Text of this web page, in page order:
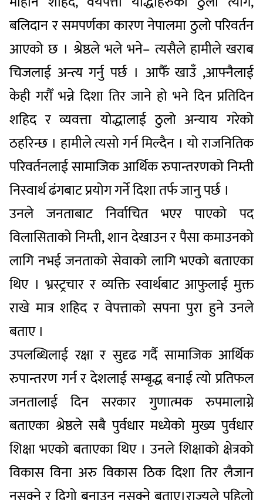
बलिदान र समपर्णका कारण नेपालमा ठुलो परिवर्तन
आएको छ । श्रेष्ठले भले भने– त्यसैले हामीले खराब
चिजलाई अन्त्य गर्नु पर्छ । आफैँ खाउँ ,आफ्नैलाई
केही गरौँ भन्ने दिशा तिर जाने हो भने दिन प्रतिदिन
शहिद र व्यवत्ता योद्धालाई ठुलो अन्याय गरेको
ठहरिन्छ । हामीले त्यसो गर्न मिल्दैन । यो राजनितिक
परिवर्तनलाई सामाजिक आर्थिक रुपान्तरणको निम्ती
निस्वार्थ ढंगबाट प्रयोग गर्ने दिशा तर्फ जानु पर्छ ।
उनले जनताबाट निर्वाचित भएर पाएको पद
विलासिताको निम्ती, शान देखाउन र पैसा कमाउनको
लागि नभई जनताको सेवाको लागि भएको बताएका
थिए । भ्रस्ट्रचार र व्यक्ति स्वार्थबाट आफुलाई मुक्त
राखे मात्र शहिद र वेपत्ताको सपना पुरा हुने उनले
बताए ।
उपलब्धिलाई रक्षा र सुदृढ गर्दै सामाजिक आर्थिक
रुपान्तरण गर्न र देशलाई सम्बृद्ध बनाई त्यो प्रतिफल
जनतालाई दिन सरकार गुणात्मक रुपमालाग्ने
बताएका श्रेष्ठले सबै पुर्वधार मध्येको मुख्य पुर्वधार
शिक्षा भएको बताएका थिए । उनले शिक्षाको क्षेत्रको
विकास विना अरु विकास ठिक दिशा तिर लैजान